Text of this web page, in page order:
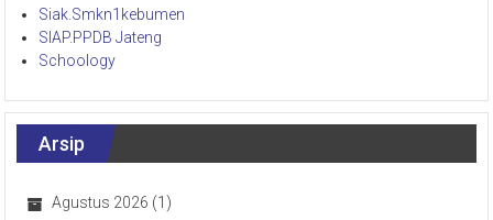
Siak.Smkn1kebumen
SIAP.PPDB Jateng
Schoology
Arsip
Agustus 2026 (1)